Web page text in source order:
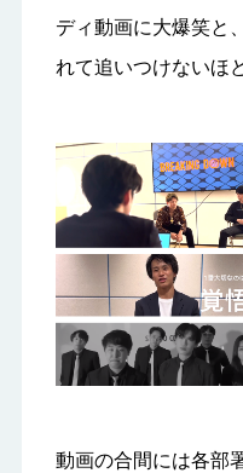
ディ動画に大爆笑と
れて追いつけないほ
動画の合間には各部